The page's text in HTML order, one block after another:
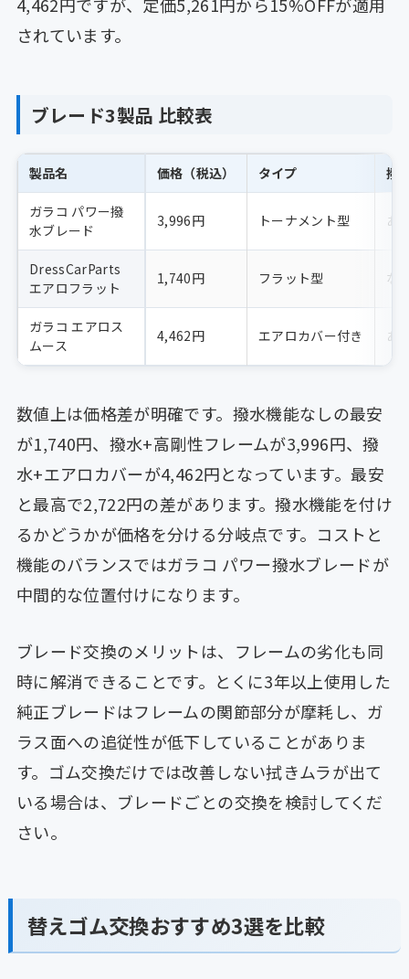
されています。
ブレード3製品 比較表
製品名 価格（税込） タイプ 撥
ガラコ パワー撥
水ブレード
3,996円 トーナメント型 あ
DressCarParts
エアロフラット
1,740円 フラット型 な
ガラコ エアロス
ムース
4,462円 エアロカバー付き あ
数値上は価格差が明確です。撥水機能なしの最安
が1,740円、撥水+高剛性フレームが3,996円、撥
水+エアロカバーが4,462円となっています。最安
と最高で2,722円の差があります。撥水機能を付け
るかどうかが価格を分ける分岐点です。コストと
機能のバランスではガラコ パワー撥水ブレードが
中間的な位置付けになります。
ブレード交換のメリットは、フレームの劣化も同
時に解消できることです。とくに3年以上使用した
純正ブレードはフレームの関節部分が摩耗し、ガ
ラス面への追従性が低下していることがありま
す。ゴム交換だけでは改善しない拭きムラが出て
いる場合は、ブレードごとの交換を検討してくだ
さい。
替えゴム交換おすすめ3選を比較